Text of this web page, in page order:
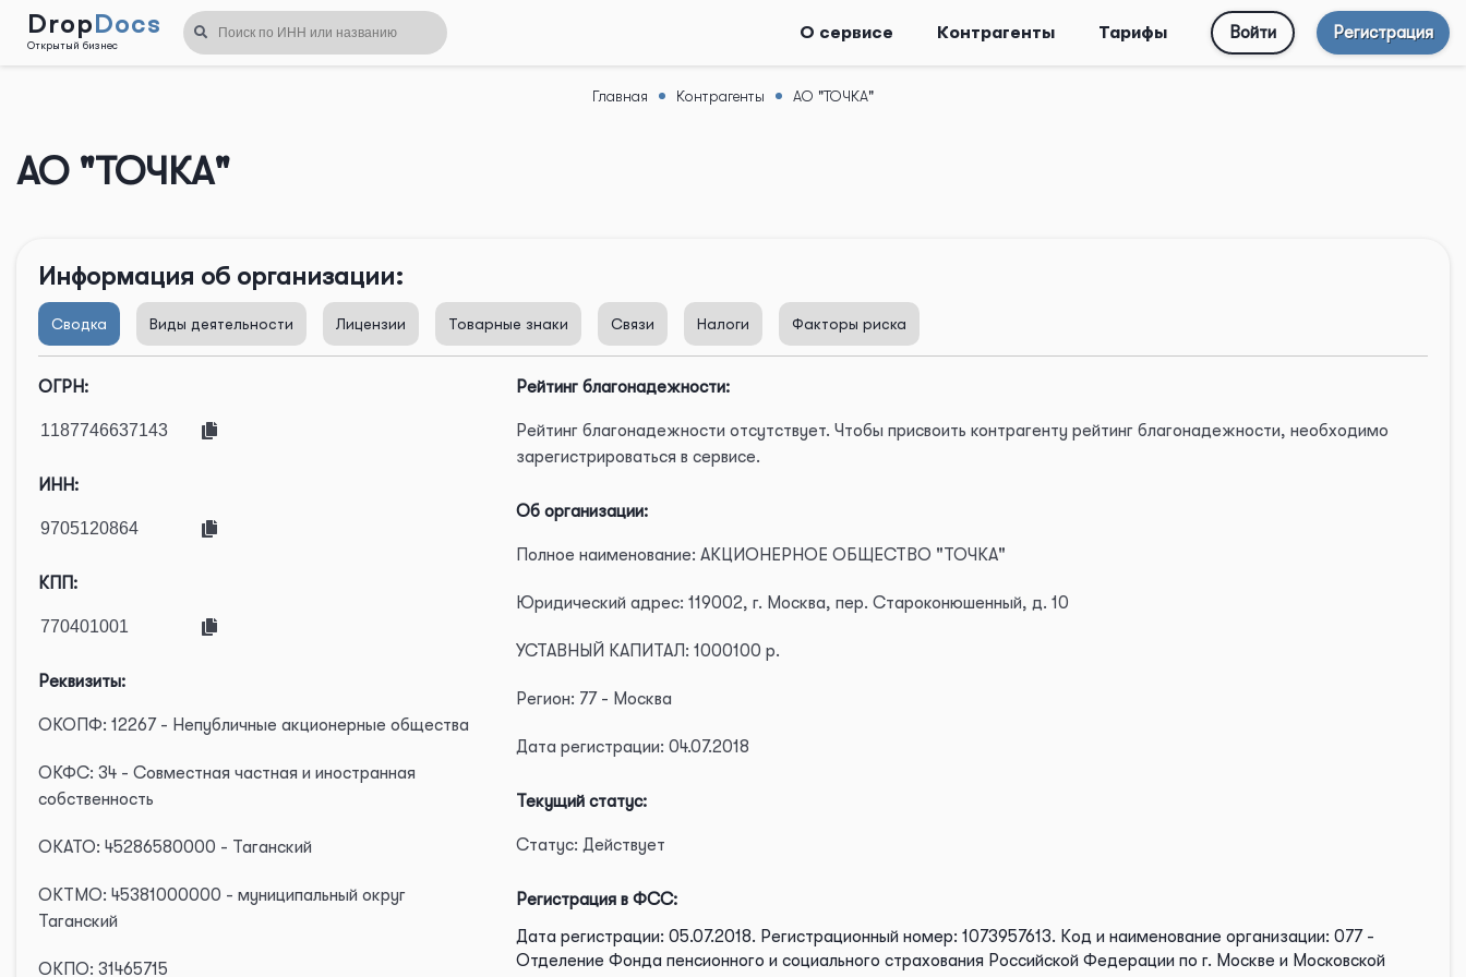
DropDocs
Открытый бизнес
О сервисе Контрагенты Тарифы Войти Регистрация
Главная Контрагенты АО "ТОЧКА"
АО "ТОЧКА"
Информация об организации:
Сводка Виды деятельности Лицензии Товарные знаки Связи Налоги Факторы риска
ОГРН:
ИНН:
КПП:
Реквизиты:
ОКОПФ: 12267 - Непубличные акционерные общества
ОКФС: 34 - Совместная частная и иностранная
собственность
ОКАТО: 45286580000 - Таганский
ОКТМО: 45381000000 - муниципальный округ
Таганский
ОКПО: 31465715
Рейтинг благонадежности:
Рейтинг благонадежности отсутствует. Чтобы присвоить контрагенту рейтинг благонадежности, необходимо
зарегистрироваться в сервисе.
Об организации:
Полное наименование: АКЦИОНЕРНОЕ ОБЩЕСТВО "ТОЧКА"
Юридический адрес: 119002, г. Москва, пер. Староконюшенный, д. 10
УСТАВНЫЙ КАПИТАЛ: 1000100 р.
Регион: 77 - Москва
Дата регистрации: 04.07.2018
Текущий статус:
Статус: Действует
Регистрация в ФСС:
Дата регистрации: 05.07.2018. Регистрационный номер: 1073957613. Код и наименование организации: 077 -
Отделение Фонда пенсионного и социального страхования Российской Федерации по г. Москве и Московской